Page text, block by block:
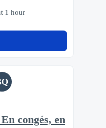
1 hour
congés, en